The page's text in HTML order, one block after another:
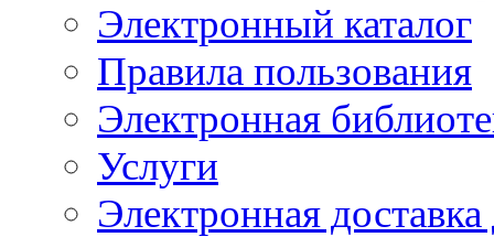
Электронный каталог
Правила пользования
Электронная
Услуги
Электронная